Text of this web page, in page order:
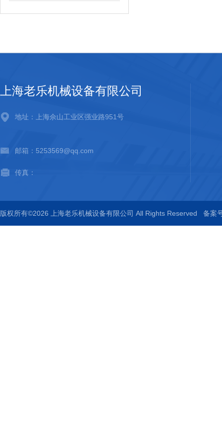
上海老乐机械设备有限公司
地址：上海佘山工业区强业路951号
邮箱：5253569@qq.com
传真：
版权所有©2026 上海老乐机械设备有限公司 All Rights Reserved 备案